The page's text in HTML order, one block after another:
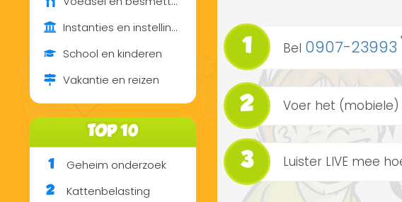
Instanties en instellingen
School en kinderen
Vakantie en reizen
TOP 10
1 Geheim onderzoek
2 Kattenbelasting
1 Bel 0907-23993
2 Voer het
3 Luister LIVE mee